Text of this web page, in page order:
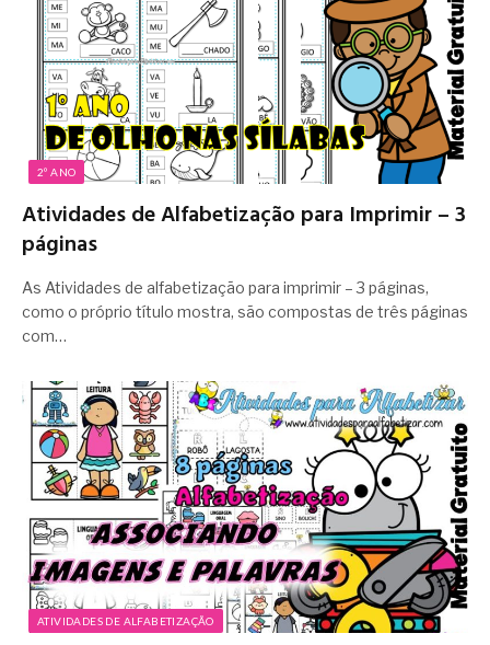
2º ANO
Atividades de Alfabetização para Imprimir – 3
páginas
As Atividades de alfabetização para imprimir – 3 páginas,
como o próprio título mostra, são compostas de três páginas
com…
ATIVIDADES DE ALFABETIZAÇÃO